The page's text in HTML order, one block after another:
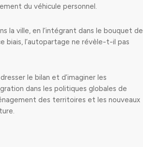
du véhicule personnel.
la ville, en l’intégrant dans le bouquet de
biais, l’autopartage ne révèle-t-il pas
le bilan et d’imaginer les
dans les politiques globales de
des territoires et les nouveaux